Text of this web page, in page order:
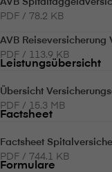
PDF / 78.2 KB
AVB Reiseversicherung
PDF / 113.9 KB
Leistungsübersicht
Übersicht
PDF / 15.3 MB
Factsheet
Factsheet
PDF / 744.1 KB
Formulare